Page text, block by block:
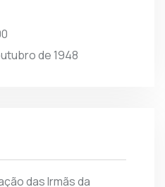
de 1948
das Irmãs da